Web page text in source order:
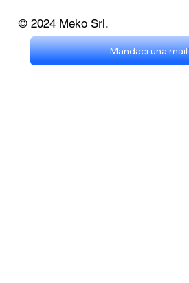
© 2024 Meko Srl.
Mandaci una mail